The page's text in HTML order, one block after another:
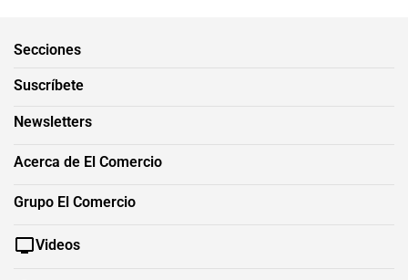
Secciones
Suscríbete
Newsletters
Acerca de El Comercio
Grupo El Comercio
Videos